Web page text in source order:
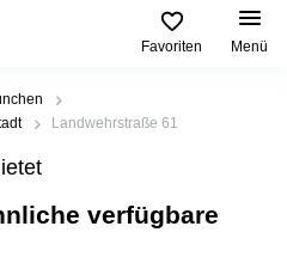
Favoriten Menü
Landwehrstraße 61
verfügbare